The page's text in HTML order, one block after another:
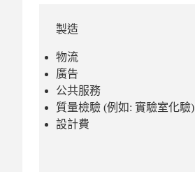
製造
物流
廣告
公共服務
質量檢驗 (例如: 實驗室化驗)
設計費